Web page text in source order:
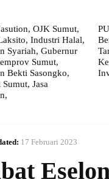
OJK Sumut,
Industri Halal,
Syariah, Gubernur
Sumut,
Bekti Sasongko,
Jasa
17 Februari 2023